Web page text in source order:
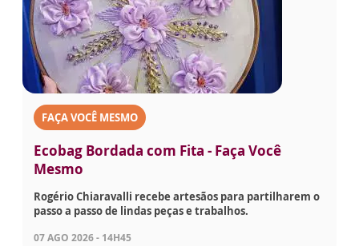
FAÇA VOCÊ MESMO
Ecobag Bordada com Fita - Faça Você
Mesmo
Rogério Chiaravalli recebe artesãos para partilharem o
passo a passo de lindas peças e trabalhos.
07 AGO 2026 - 14H45